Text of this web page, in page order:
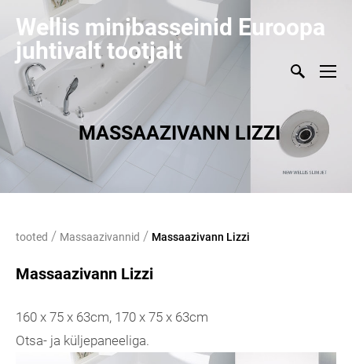
Wellis minibasseinid Euroopa
juhtivalt tootjalt
MASSAAZIVANN LIZZI
tooted / Massaazivannid / Massaazivann Lizzi
Massaazivann Lizzi
160 x 75 x 63cm, 170 x 75 x 63cm
Otsa- ja küljepaneeliga.